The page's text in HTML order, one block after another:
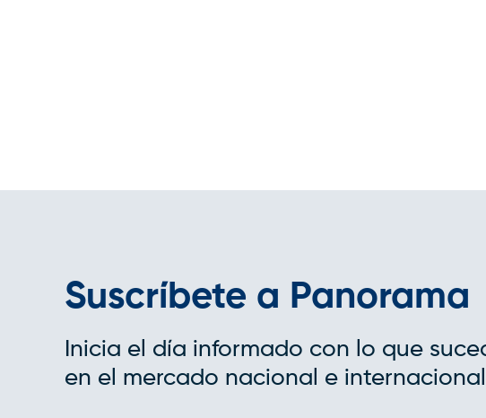
Suscríbete a Panorama
Inicia el día informado con lo que
en el mercado nacional e